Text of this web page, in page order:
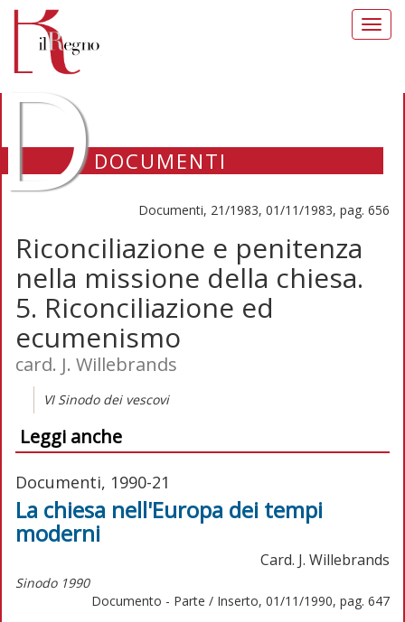
DOCUMENTI
Documenti, 21/1983, 01/11/1983, pag. 656
Riconciliazione e penitenza
nella missione della chiesa.
5. Riconciliazione ed
ecumenismo
card. J. Willebrands
VI Sinodo dei vescovi
Leggi anche
Documenti, 1990-21
La chiesa nell'Europa dei tempi
moderni
Card. J. Willebrands
Sinodo 1990
Documento - Parte / Inserto, 01/11/1990, pag. 647